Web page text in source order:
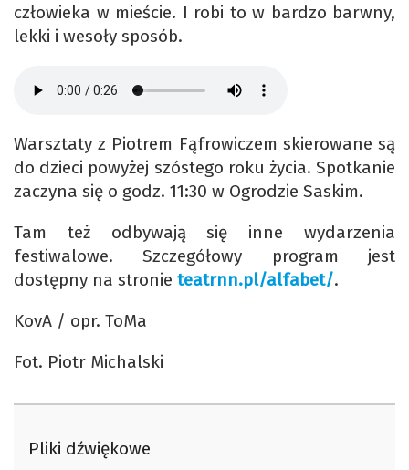
człowieka w mieście. I robi to w bardzo barwny,
lekki i wesoły sposób.
Warsztaty z Piotrem Fąfrowiczem skierowane są
do dzieci powyżej szóstego roku życia. Spotkanie
zaczyna się o godz. 11:30 w Ogrodzie Saskim.
Tam też odbywają się inne wydarzenia
festiwalowe. Szczegółowy program jest
dostępny na stronie teatrnn.pl/alfabet/.
KovA / opr. ToMa
Fot. Piotr Michalski
Pliki dźwiękowe